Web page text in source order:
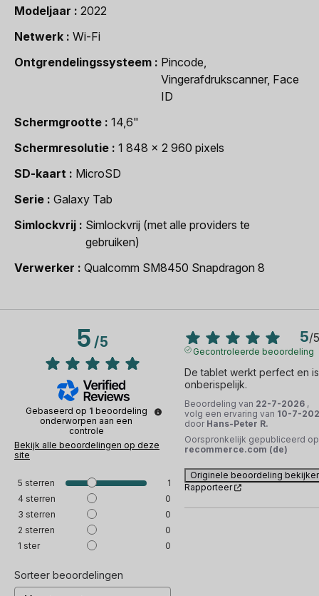
Modeljaar
2022
Netwerk
Wi-Fi
Ontgrendelingssysteem
Pincode,
Vingerafdrukscanner, Face
ID
Schermgrootte
14,6"
Schermresolutie
1 848 x 2 960 pixels
SD-kaart
MicroSD
Serie
Galaxy Tab
Simlockvrij
Simlockvrij (met alle providers te
gebruiken)
Verwerker
Qualcomm SM8450 Snapdragon 8
5/5
Gebaseerd op 1 beoordeling
onderworpen aan een
controle
Bekijk alle beoordelingen op deze
site
5 sterren
1
4 sterren
0
3 sterren
0
2 sterren
0
1 ster 0
Sorteer beoordelingen
5/5
Gecontroleerde beoordeling
De tablet werkt perfect en is
onberispelijk.
Beoordeling van 22-7-2026 ,
volg een ervaring van 10-7-
door Hans-Peter R.
Oorspronkelijk gepubliceerd op
recommerce.com (de)
Originele beoordeling
Rapporteer